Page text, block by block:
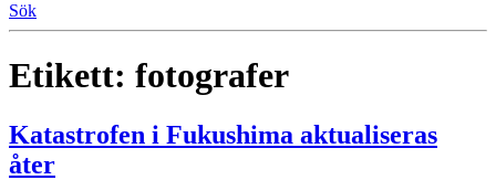
Sök
Etikett: fotografer
Katastrofen i Fukushima aktualiseras
åter